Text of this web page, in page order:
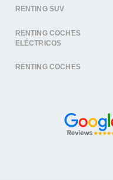
RENTING SUV
RENTING COCHES
ELÉCTRICOS
RENTING COCHES